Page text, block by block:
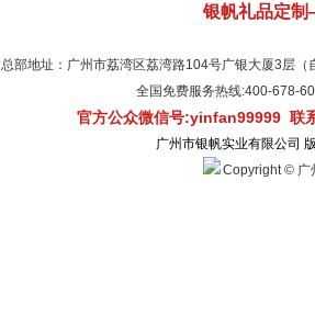
银帆礼品定
总部地址：广州市荔湾区荔湾路104号广银大厦3层
全国免费服务热线:400-
官方公众微信号:yinfan99999 联
广州市银帆实业有限公司
Copyright © 广